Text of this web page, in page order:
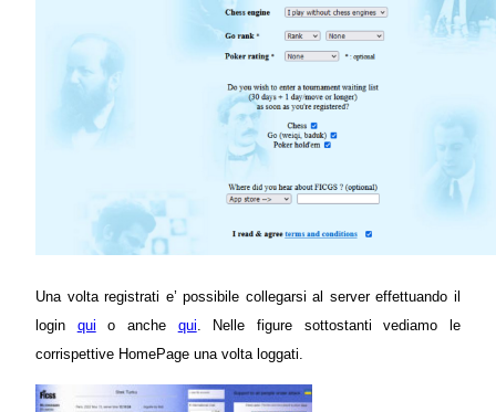
Una volta registrati e’ possibile collegarsi al server effettuando il
login qui o anche qui. Nelle figure sottostanti vediamo le
corrispettive HomePage una volta loggati.